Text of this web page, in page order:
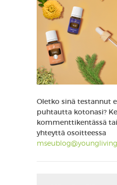
Oletko sinä testannut
puhtautta kotonasi?
kommenttikentässä
yhteyttä osoitteessa